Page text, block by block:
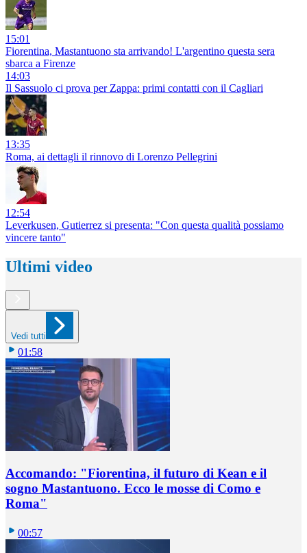
15:01
Fiorentina, Mastantuono sta arrivando! L'argentino questa sera
sbarca a Firenze
14:03
Il Sassuolo ci prova per Zappa: primi contatti con il Cagliari
13:35
Roma, ai dettagli il rinnovo di Lorenzo Pellegrini
12:54
Leverkusen, Gutierrez si presenta: "Con questa qualità possiamo
vincere tanto"
Ultimi video
Vedi tutti
01:58
Accomando: "Fiorentina, il futuro di Kean e il
sogno Mastantuono. Ecco le mosse di Como e
Roma"
00:57